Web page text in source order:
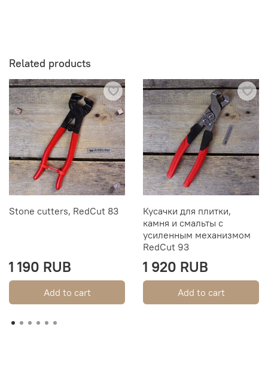
Related products
Stone cutters, RedCut 83
1 190 RUB
Add to cart
Кусачки для плитки,
камня и смальты с
усиленным механизмом
RedCut 93
1 920 RUB
Add to cart